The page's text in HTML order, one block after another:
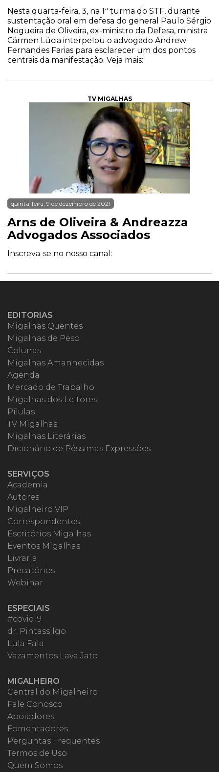
Nesta quarta-feira, 3, na 1ª turma do STF, durante
sustentação oral em defesa do general Paulo Sérgio
Nogueira de Oliveira, ex-ministro da Defesa, ministra
Cármen Lúcia interpelou o advogado Andrew
Fernandes Farias para esclarecer um dos pontos
centrais da manifestação. Veja mais:
TV MIGALHAS
quinta-feira, 9 de dezembro de 2021
Arns de Oliveira & Andreazza
Advogados Associados
Inscreva-se no nosso canal:
EDITORIAS
Migalhas Quentes
Migalhas de Peso
Colunas
Migalhas Amanhecidas
Agenda
Mercado de Trabalho
Migalhas dos Leitores
Pílulas
TV Migalhas
Migalhas Literárias
Dicionário de Péssimas Expressões
SERVIÇOS
Academia
Autores
Migalheiro VIP
Correspondentes
Escritórios Migalhas
Eventos Migalhas
Livraria
Precatórios
Webinar
ESPECIAIS
#covid19
dr. Pintassilgo
Lula Fala
Vazamentos Lava Jato
MIGALHEIRO
Central do Migalheiro
Fale Conosco
Apoiadores
Fomentadores
Perguntas Frequentes
Termos de Uso
Quem Somos